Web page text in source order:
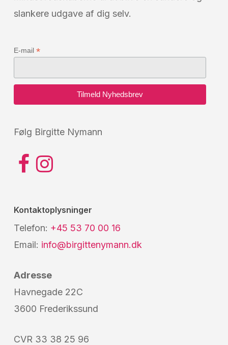
slankere udgave af dig selv.
E-mail *
Følg Birgitte Nymann
Kontaktoplysninger
Telefon: +45 53 70 00 16
Email: info@birgittenymann.dk
Adresse
Havnegade 22C
3600 Frederikssund
CVR 33 38 25 96